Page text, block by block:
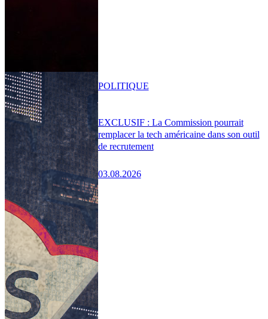
EXCLUSIF : La Commission pourrait
remplacer la tech américaine dans son outil
de recrutement
03.08.2026
POLITIQUE